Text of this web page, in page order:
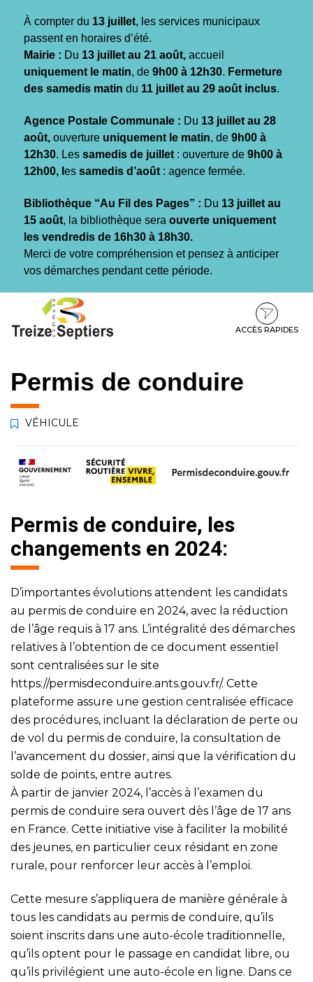
À compter du 13 juillet, les services municipaux
passent en horaires d’été.
Mairie : Du 13 juillet au 21 août, accueil
uniquement le matin, de 9h00 à 12h30. Fermeture
des samedis matin du 11 juillet au 29 août inclus.
Agence Postale Communale : Du 13 juillet au 28
août, ouverture uniquement le matin, de 9h00 à
12h30. Les samedis de juillet : ouverture de 9h00 à
12h00, l es samedis d’août : agence fermée.
Bibliothèque “Au Fil des Pages” : Du 13 juillet au
15 août, la bibliothèque sera ouverte uniquement
les vendredis de 16h30 à 18h30.
Merci de votre compréhension et pensez à anticiper
vos démarches pendant cette période.
contenu
pied
ACCÈS RAPIDES
Permis de conduire
VÉHICULE
Permis de conduire, les
changements en 2024:
D’importantes évolutions attendent les candidats
au permis de conduire en 2024, avec la réduction
de l’âge requis à 17 ans. L’intégralité des démarches
relatives à l’obtention de ce document essentiel
sont centralisées sur le site
https://permisdeconduire.ants.gouv.fr/. Cette
plateforme assure une gestion centralisée efficace
des procédures, incluant la déclaration de perte ou
de vol du permis de conduire, la consultation de
l’avancement du dossier, ainsi que la vérification du
solde de points, entre autres.
À partir de janvier 2024, l’accès à l’examen du
permis de conduire sera ouvert dès l’âge de 17 ans
en France. Cette initiative vise à faciliter la mobilité
des jeunes, en particulier ceux résidant en zone
rurale, pour renforcer leur accès à l’emploi.
Cette mesure s’appliquera de manière générale à
tous les candidats au permis de conduire, qu’ils
soient inscrits dans une auto-école traditionnelle,
qu’ils optent pour le passage en candidat libre, ou
qu’ils privilégient une auto-école en ligne. Dans ce